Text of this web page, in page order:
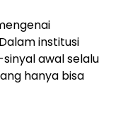
institusi
awal selalu
hanya bisa